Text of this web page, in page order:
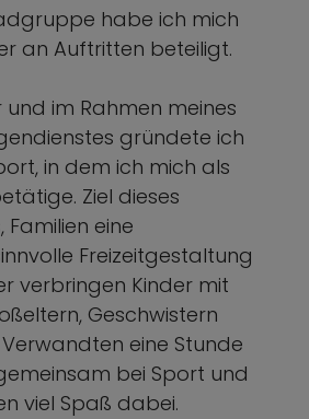
habe ich mich
an Auftritten beteiligt.
und im Rahmen meines
gründete ich
in dem ich mich als
Ziel dieses
Familien eine
Freizeitgestaltung
verbringen Kinder mit
Geschwistern
eine Stunde
bei Sport und
viel Spaß dabei.